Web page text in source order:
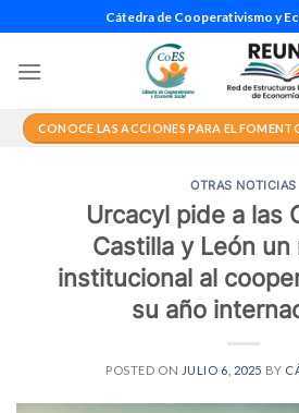
al
contenido
Cátedra de Cooperativismo y
CONOCE LAS ACCIONES PARA EL
OTRAS NOTICIAS
Urcacyl pide a las
Castilla y León
institucional al
su año
POSTED ON JULIO 6, 2025 BY